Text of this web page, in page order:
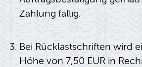
Zahlung fällig.
Bei Rücklastschriften wird
Höhe von 7,50 EUR in